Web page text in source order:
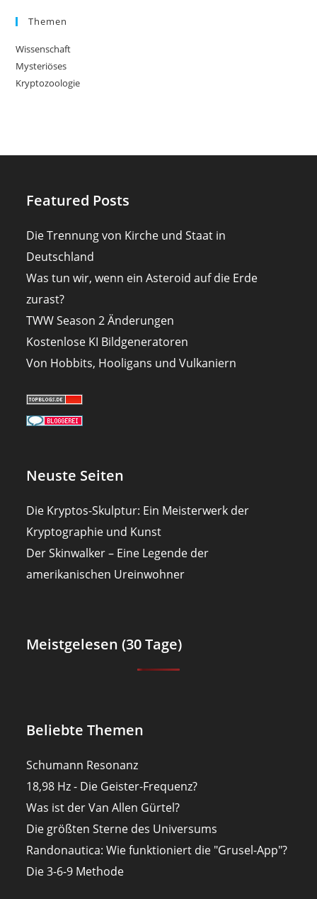
Themen
Wissenschaft
Mysteriöses
Kryptozoologie
Featured Posts
Die Trennung von Kirche und Staat in
Deutschland
Was tun wir, wenn ein Asteroid auf die Erde
zurast?
TWW Season 2 Änderungen
Kostenlose KI Bildgeneratoren
Von Hobbits, Hooligans und Vulkaniern
Neuste Seiten
Die Kryptos-Skulptur: Ein Meisterwerk der
Kryptographie und Kunst
Der Skinwalker – Eine Legende der
amerikanischen Ureinwohner
Meistgelesen (30 Tage)
Beliebte Themen
Schumann Resonanz
18,98 Hz - Die Geister-Frequenz?
Was ist der Van Allen Gürtel?
Die größten Sterne des Universums
Randonautica: Wie funktioniert die "Grusel-App"?
Die 3-6-9 Methode